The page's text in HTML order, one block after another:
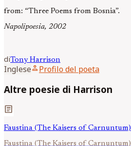
from: “Three Poems from Bosnia”.
Napolipoesia, 2002
diTony Harrison
Ingleseperson Profilo del poeta
Altre poesie di Harrison
article
Faustina (The Kaisers of Carnuntum)
Faustina (The Kaisers of Carnuntum)